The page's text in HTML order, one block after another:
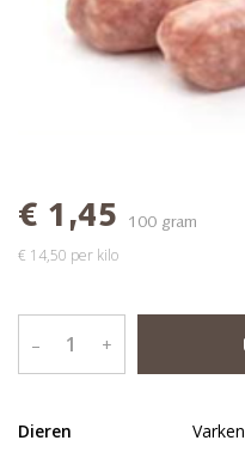
€ 1,45 100 gram
€ 14,50 per kilo
– +
Dieren Varken